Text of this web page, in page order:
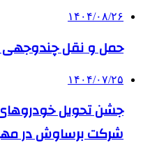
۱۴۰۴/۰۸/۲۶
حمل و نقل چندوجهی
۱۴۰۴/۰۷/۲۵
جشن تحویل
شرکت برساوش در